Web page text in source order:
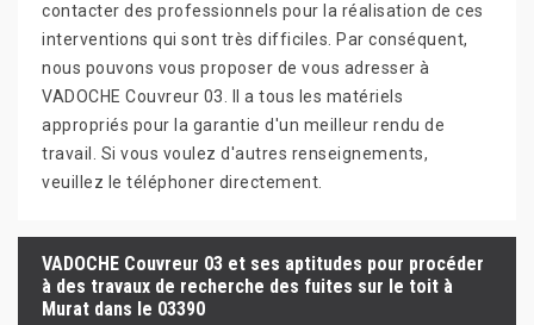
contacter des professionnels pour la réalisation de ces
interventions qui sont très difficiles. Par conséquent,
nous pouvons vous proposer de vous adresser à
VADOCHE Couvreur 03. Il a tous les matériels
appropriés pour la garantie d'un meilleur rendu de
travail. Si vous voulez d'autres renseignements,
veuillez le téléphoner directement.
VADOCHE Couvreur 03 et ses aptitudes pour procéder
à des travaux de recherche des fuites sur le toit à
Murat dans le 03390